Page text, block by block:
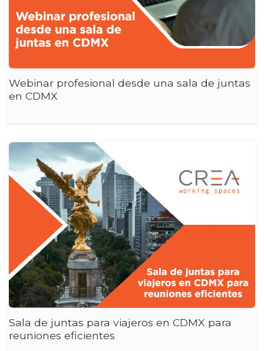
Webinar profesional desde una sala de juntas
en CDMX
Sala de juntas para viajeros en CDMX para
reuniones eficientes